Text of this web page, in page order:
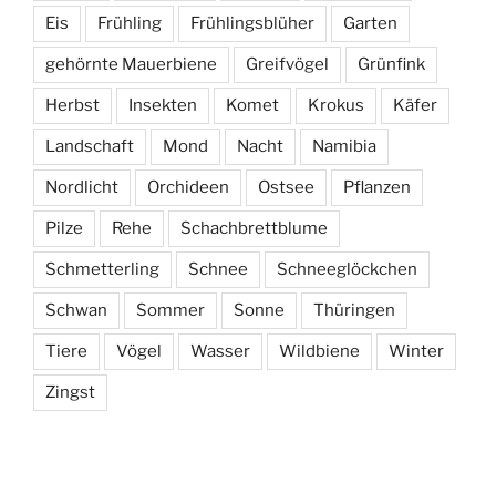
Eis Frühling Frühlingsblüher Garten
gehörnte Mauerbiene Greifvögel Grünfink
Herbst Insekten Komet Krokus Käfer
Landschaft Mond Nacht Namibia
Nordlicht Orchideen Ostsee Pflanzen
Pilze Rehe Schachbrettblume
Schmetterling Schnee Schneeglöckchen
Schwan Sommer Sonne Thüringen
Tiere Vögel Wasser Wildbiene Winter
Zingst